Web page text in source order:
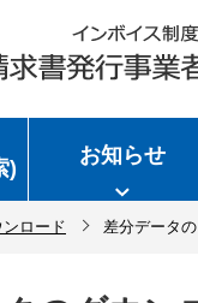
)
お知らせ
ロード 差分データ